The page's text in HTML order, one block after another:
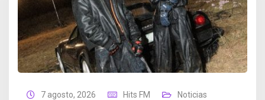
7 agosto, 2026 Hits FM Noticias